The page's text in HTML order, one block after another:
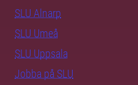
SLU Alnarp
SLU Umeå
SLU Uppsala
Jobba på SLU